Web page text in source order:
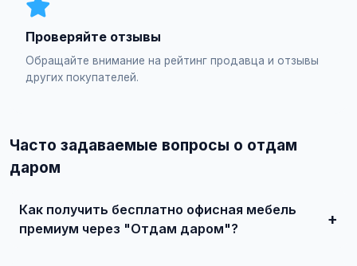
Проверяйте отзывы
Обращайте внимание на рейтинг продавца и отзывы
других покупателей.
Часто задаваемые вопросы о отдам
даром
Как получить бесплатно офисная мебель
премиум через "Отдам даром"?